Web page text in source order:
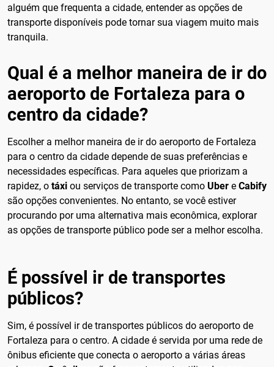
alguém que frequenta a cidade, entender as opções de
transporte disponíveis pode tornar sua viagem muito mais
tranquila.
Qual é a melhor maneira de ir do
aeroporto de Fortaleza para o
centro da cidade?
Escolher a melhor maneira de ir do aeroporto de Fortaleza
para o centro da cidade depende de suas preferências e
necessidades específicas. Para aqueles que priorizam a
rapidez, o táxi ou serviços de transporte como Uber e Cabify
são opções convenientes. No entanto, se você estiver
procurando por uma alternativa mais econômica, explorar
as opções de transporte público pode ser a melhor escolha.
É possível ir de transportes
públicos?
Sim, é possível ir de transportes públicos do aeroporto de
Fortaleza para o centro. A cidade é servida por uma rede de
ônibus eficiente que conecta o aeroporto a várias áreas